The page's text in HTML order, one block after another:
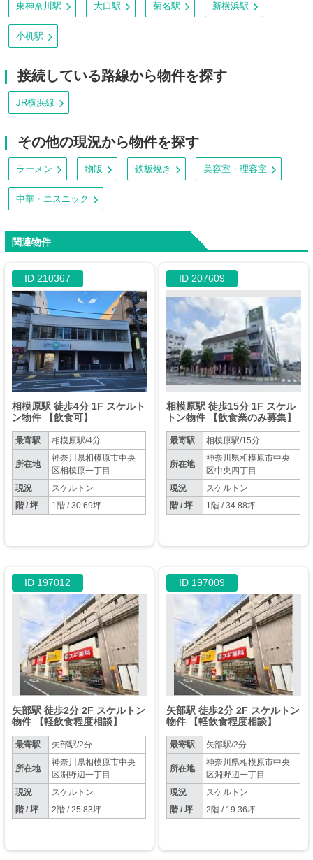
東神奈川駅 大口駅 菊名駅 新横浜駅
小机駅
接続している路線から物件を探す
JR横浜線
その他の現況から物件を探す
ラーメン 物販 鉄板焼き 美容室・理容室
中華・エスニック
関連物件
ID 210367
相模原駅 徒歩4分 1F スケルト
ン物件 【飲食可】
最寄駅 相模原駅/4分
所在地
神奈川県相模原市中央
区相模原一丁目
現況
スケルトン
階 / 坪
1階 / 30.69坪
ID 207609
相模原駅 徒歩15分 1F スケル
トン物件 【飲食業のみ募集】
最寄駅 相模原駅/15分
所在地
神奈川県相模原市中央
区中央四丁目
現況
スケルトン
階 / 坪
1階 / 34.88坪
ID 197012
矢部駅 徒歩2分 2F スケルトン
物件 【軽飲食程度相談】
最寄駅 矢部駅/2分
所在地
神奈川県相模原市中央
区淵野辺一丁目
現況
スケルトン
階 / 坪
2階 / 25.83坪
ID 197009
矢部駅 徒歩2分 2F スケルトン
物件 【軽飲食程度相談】
最寄駅 矢部駅/2分
所在地
神奈川県相模原市中央
区淵野辺一丁目
現況
スケルトン
階 / 坪
2階 / 19.36坪